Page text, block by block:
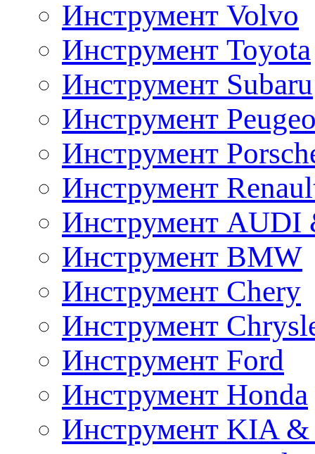
Инструмент Volvo
Инструмент Toyota
Инструмент Subaru
Инструмент
Инструмент
Инструмент
Инструмент AUDI
Инструмент BMW
Инструмент Chery
Инструмент
Инструмент Ford
Инструмент Honda
Инструмент KIA